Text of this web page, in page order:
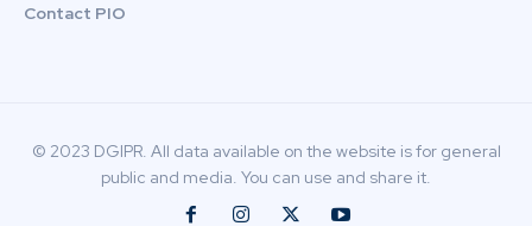
Contact PIO
© 2023 DGIPR. All data available on the website is for general
public and media. You can use and share it.